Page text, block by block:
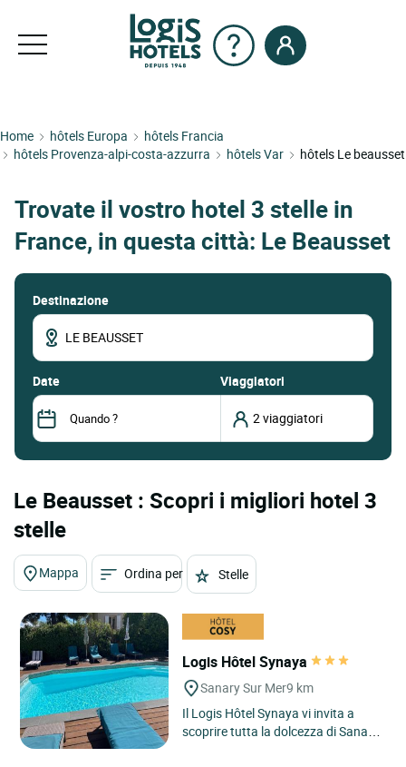
Home hôtels Europa
hôtels Francia
hôtels Provenza-alpi-costa-azzurra
hôtels Var hôtels Le beausset
Trovate il vostro hotel 3 stelle in
France, in questa città: Le Beausset
Destinazione
date Viaggiatori
Le Beausset : Scopri i migliori hotel 3
stelle
Mappa Ordina per Stelle
Logis Hôtel Synaya
Sanary Sur Mer9 km
Il Logis Hôtel Synaya vi invita a
scoprire tutta la dolcezza di Sanary-